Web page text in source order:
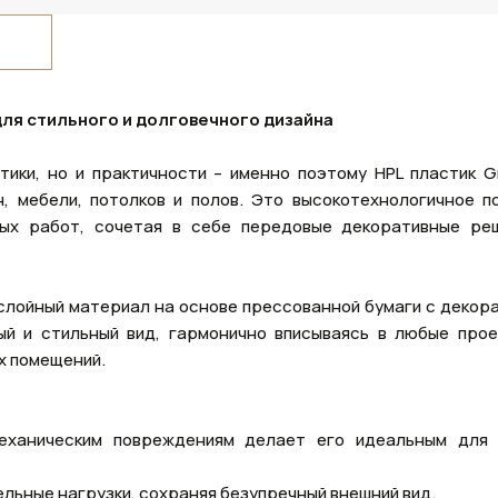
стильного и долговечного дизайна
но и практичности – именно поэтому HPL пластик
потолков и полов. Это высокотехнологичное
работ, сочетая в себе передовые декоративные
материал на основе прессованной бумаги с
и стильный вид, гармонично вписываясь в любые
помещений.
повреждениям делает его идеальным
нагрузки, сохраняя безупречный внешний вид.